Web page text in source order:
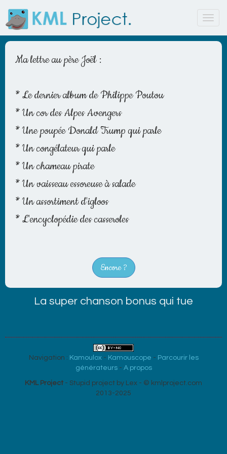
Ma lettre au père Joël :
* Le dernier album de Philippe Poutou
* Un cor des Alpes Avengers
* Une poupée Donald Trump qui parle
* Un congélateur qui parle
* Un chameau pirate
* Un vaisseau essoreuse à salade
* Un assortiment d'igloos
* L'encyclopédie des casseroles
Encore ?
La super chanson bonus qui tue
Navigation : Kamoulox - Kamouscope - Parcourir les
générateurs- A propos
KML Project - Stupid project by Lex - © kmlproject.com
2013-2025